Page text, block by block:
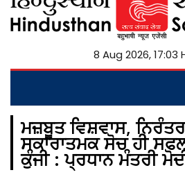
8 Aug 2026, 17:03
ਮਜ਼ਬੂਤ ਵਿਸ਼ਵਾਸ,
ਸਕਾਰਾਤਮਕ ਸੋਚ ਹੀ
ਕੁੰਜੀ : ਪ੍ਰਧਾਨ ਮੰਤਰੀ